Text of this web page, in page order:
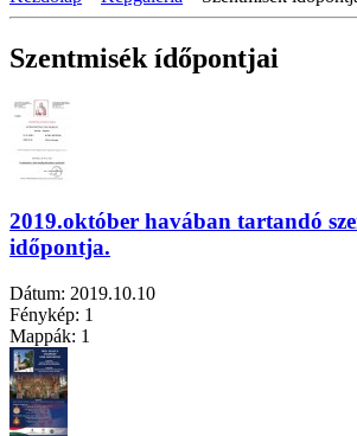
Szentmisék ídőpontjai
2019.október havában tartandó
időpontja.
Dátum: 2019.10.10
Fénykép: 1
Mappák: 1